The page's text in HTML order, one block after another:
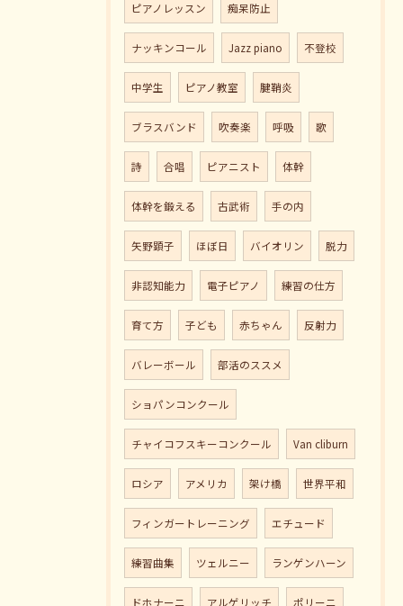
ピアノレッスン 痴呆防止
ナッキンコール Jazz piano 不登校
中学生 ピアノ教室 腱鞘炎
ブラスバンド 吹奏楽 呼吸 歌
詩 合唱 ピアニスト 体幹
体幹を鍛える 古武術 手の内
矢野顕子 ほぼ日 バイオリン 脱力
非認知能力 電子ピアノ 練習の仕方
育て方 子ども 赤ちゃん 反射力
バレーボール 部活のススメ
ショパンコンクール
チャイコフスキーコンクール Van cliburn
ロシア アメリカ 架け橋 世界平和
フィンガートレーニング エチュード
練習曲集 ツェルニー ランゲンハーン
ドホナーニ アルゲリッチ ポリーニ